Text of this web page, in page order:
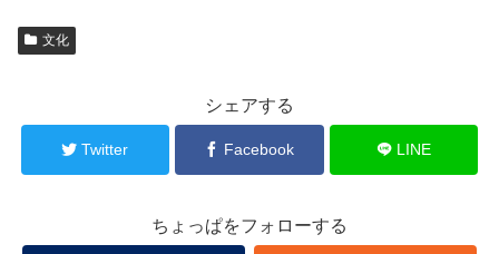
文化
シェアする
Twitter Facebook LINE
ちょっぱをフォローする